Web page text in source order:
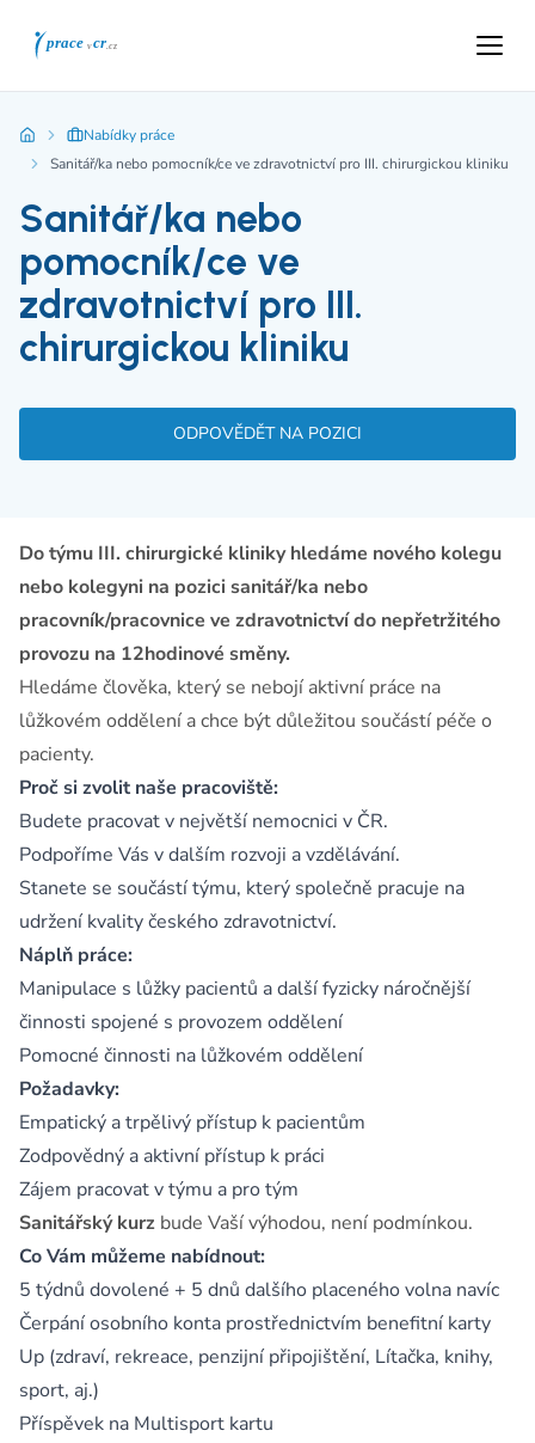
Nabídky práce
Sanitář/ka nebo pomocník/ce ve zdravotnictví pro III. chirurgickou kliniku
Sanitář/ka nebo
pomocník/ce ve
zdravotnictví pro III.
chirurgickou kliniku
ODPOVĚDĚT NA POZICI
Do týmu III. chirurgické kliniky hledáme nového kolegu
nebo kolegyni na pozici sanitář/ka nebo
pracovník/pracovnice ve zdravotnictví do nepřetržitého
provozu na 12hodinové směny.
Hledáme člověka, který se nebojí aktivní práce na
lůžkovém oddělení a chce být důležitou součástí péče o
pacienty.
Proč si zvolit naše pracoviště:
Budete pracovat v největší nemocnici v ČR.
Podpoříme Vás v dalším rozvoji a vzdělávání.
Stanete se součástí týmu, který společně pracuje na
udržení kvality českého zdravotnictví.
Náplň práce:
Manipulace s lůžky pacientů a další fyzicky náročnější
činnosti spojené s provozem oddělení
Pomocné činnosti na lůžkovém oddělení
Požadavky:
Empatický a trpělivý přístup k pacientům
Zodpovědný a aktivní přístup k práci
Zájem pracovat v týmu a pro tým
Sanitářský kurz bude Vaší výhodou, není podmínkou.
Co Vám můžeme nabídnout:
5 týdnů dovolené + 5 dnů dalšího placeného volna navíc
Čerpání osobního konta prostřednictvím benefitní karty
Up (zdraví, rekreace, penzijní připojištění, Lítačka, knihy,
sport, aj.)
Příspěvek na Multisport kartu